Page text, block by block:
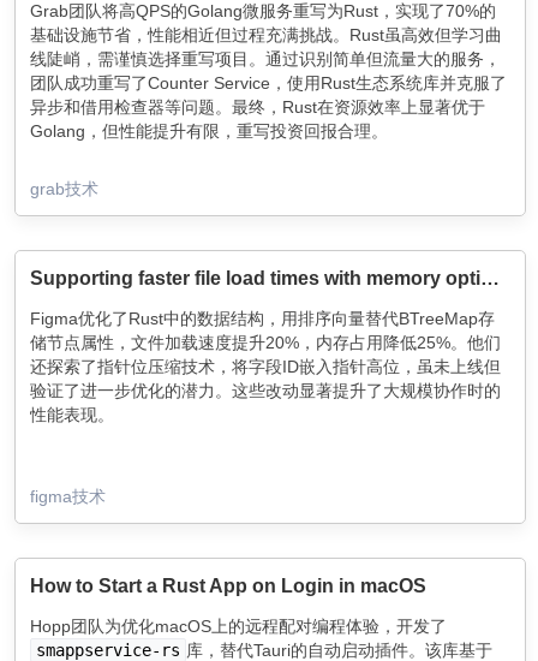
Grab团队将高QPS的Golang微服务重写为Rust，实现了70%的
基础设施节省，性能相近但过程充满挑战。Rust虽高效但学习曲
线陡峭，需谨慎选择重写项目。通过识别简单但流量大的服务，
团队成功重写了Counter Service，使用Rust生态系统库并克服了
异步和借用检查器等问题。最终，Rust在资源效率上显著优于
Golang，但性能提升有限，重写投资回报合理。
grab技术
Supporting faster file load times with memory optimizations in Rust
Figma优化了Rust中的数据结构，用排序向量替代BTreeMap存
储节点属性，文件加载速度提升20%，内存占用降低25%。他们
还探索了指针位压缩技术，将字段ID嵌入指针高位，虽未上线但
验证了进一步优化的潜力。这些改动显著提升了大规模协作时的
性能表现。
figma技术
How to Start a Rust App on Login in macOS
Hopp团队为优化macOS上的远程配对编程体验，开发了
smappservice-rs 库，替代Tauri的自动启动插件。该库基于